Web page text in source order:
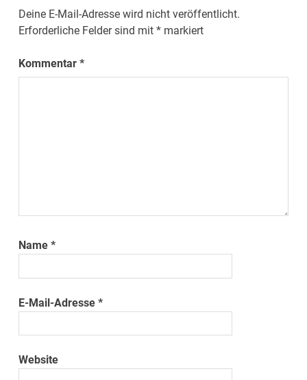
Deine E-Mail-Adresse wird nicht veröffentlicht.
Erforderliche Felder sind mit* markiert
Kommentar*
Name*
E-Mail-Adresse*
Website